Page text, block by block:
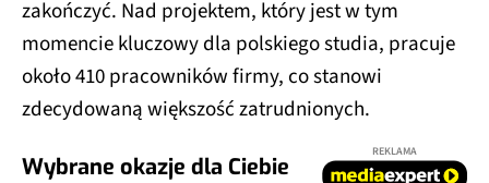
zakończyć. Nad projektem, który jest w tym
momencie kluczowy dla polskiego studia, pracuje
około 410 pracowników firmy, co stanowi
zdecydowaną większość zatrudnionych.
Wybrane okazje dla Ciebie
REKLAMA